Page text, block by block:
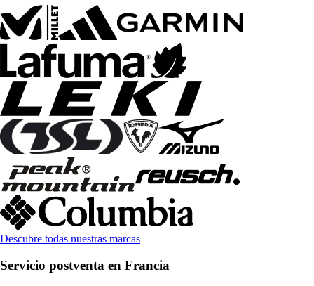
Descubre todas nuestras marcas
Servicio postventa en Francia